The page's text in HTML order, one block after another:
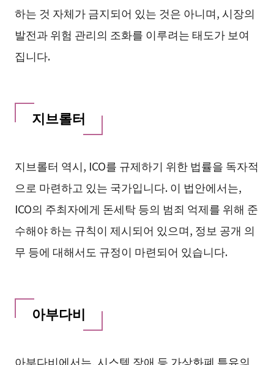
하는 것 자체가 금지되어 있는 것은 아니며, 시장의
발전과 위험 관리의 조화를 이루려는 태도가 보여
집니다.
지브롤터
지브롤터 역시, ICO를 규제하기 위한 법률을 독자적
으로 마련하고 있는 국가입니다. 이 법안에서는,
ICO의 주최자에게 돈세탁 등의 범죄 억제를 위해 준
수해야 하는 규칙이 제시되어 있으며, 정보 공개 의
무 등에 대해서도 규정이 마련되어 있습니다.
아부다비
아부다비에서는, 시스템 장애 등 가상화폐 특유의